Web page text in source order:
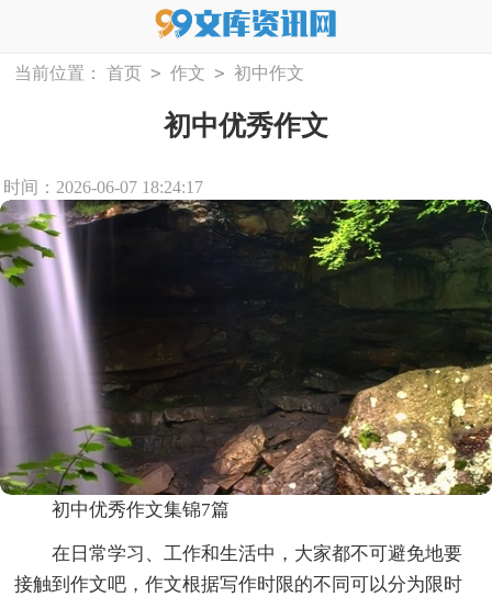
当前位置： 首页 > 作文 > 初中作文
初中优秀作文
时间：2026-06-07 18:24:17
初中优秀作文集锦7篇
在日常学习、工作和生活中，大家都不可避免地要
接触到作文吧，作文根据写作时限的不同可以分为限时